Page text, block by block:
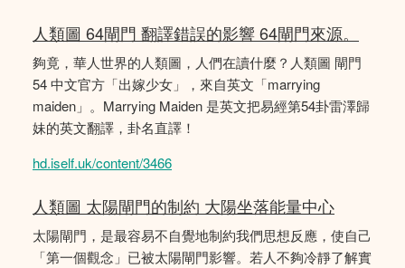
人類圖 64閘門 翻譯錯誤的影響 64閘門來源。
夠竟，華人世界的人類圖，人們在讀什麼？人類圖 閘門
54 中文官方「出嫁少女」，來自英文「marrying
maiden」。Marrying Maiden 是英文把易經第54卦雷澤歸
妹的英文翻譯，卦名直譯！
hd.iself.uk/content/3466
人類圖 太陽閘門的制約 大陽坐落能量中心
太陽閘門，是最容易不自覺地制約我們思想反應，使自己
「第一個觀念」已被太陽閘門影響。若人不夠冷靜了解實